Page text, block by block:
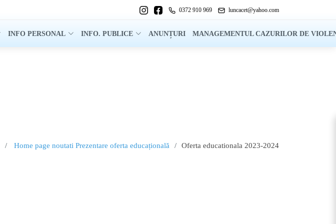
0372 910 969 luncacet@yahoo.com
INFO PERSONAL INFO. PUBLICE ANUNȚURI MANAGEMENTUL CAZURILOR DE
Home page noutati Prezentare oferta educațională Oferta educationala 2023-2024